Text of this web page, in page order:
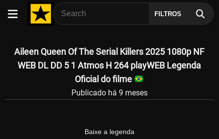
FILTROS
Aileen Queen Of The Serial Killers 2025 1080p NF
WEB DL DD 5 1 Atmos H 264 playWEB Legenda
Oficial do filme
Publicado há 9 meses
Baixe a legenda